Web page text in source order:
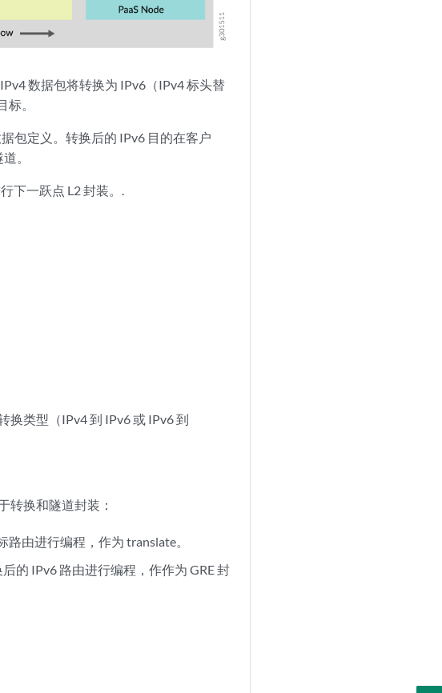
数据包将转换为 IPv6（IPv4 标头替
。
包定义。转换后的 IPv6 目的在客户
。
下一跃点 L2 封装。.
类型（IPv4 到 IPv6 或 IPv6 到
转换和隧道封装：
路由进行编程，作为 translate。
的 IPv6 路由进行编程，作作为 GRE 封